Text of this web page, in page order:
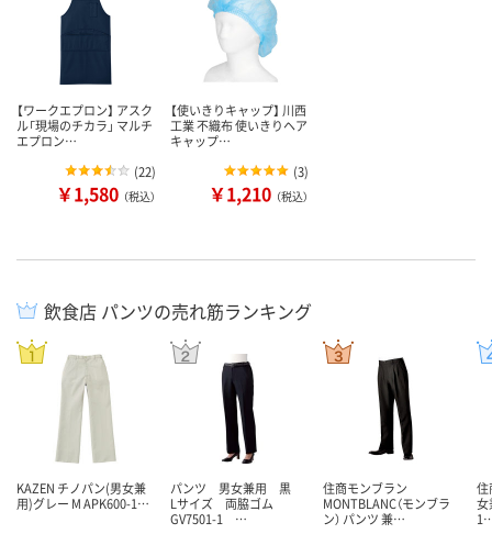
【ワークエプロン】 アスク
ル「現場のチカラ」 マルチ
エプロン…
(22)
￥1,580 （税込）
【使いきりキャップ】 川西
工業 不織布 使いきりヘア
キャップ…
(3)
￥1,210 （税込）
飲食店 パンツの売れ筋ランキング
KAZEN チノパン(男女兼
用)グレー M APK600-1…
パンツ 男女兼用 黒
Lサイズ 両脇ゴム
GV7501-1 …
住商モンブラン
MONTBLANC（モンブラ
ン） パンツ 兼…
住
女